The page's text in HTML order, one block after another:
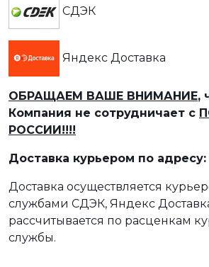
СДЭК
Яндекс Доставка
ОБРАЩАЕМ ВАШЕ ВНИМАНИЕ,
Компания не сотрудничает с
РОССИИ!!!!
Доставка курьером по адресу:
Доставка осуществляется
службами СДЭК, Яндекс
рассчитывается по расценкам
службы.